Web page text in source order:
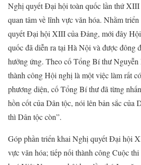
Nghị quyết Đại hội toàn quốc lần thứ XIII
quan tâm về lĩnh vực văn hóa. Nhằm
quyết Đại hội XIII của Đảng, mới đây
quốc đã diễn ra tại Hà Nội và được đông
hưởng ứng. Theo cố Tổng Bí thư Nguyễn
thành công Hội nghị là một việc làm rất
phương diện, cố Tổng Bí thư đã từng
hồn cốt của Dân tộc, nói lên bản sắc của
thì Dân tộc còn”.
Góp phần triển khai Nghị quyết Đại hội
vực văn hóa; tiếp nối thành công Cuộc